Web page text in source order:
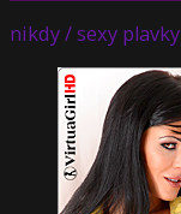
nikdy / sexy plavky